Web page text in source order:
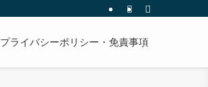
プライバシーポリシー・免責事項